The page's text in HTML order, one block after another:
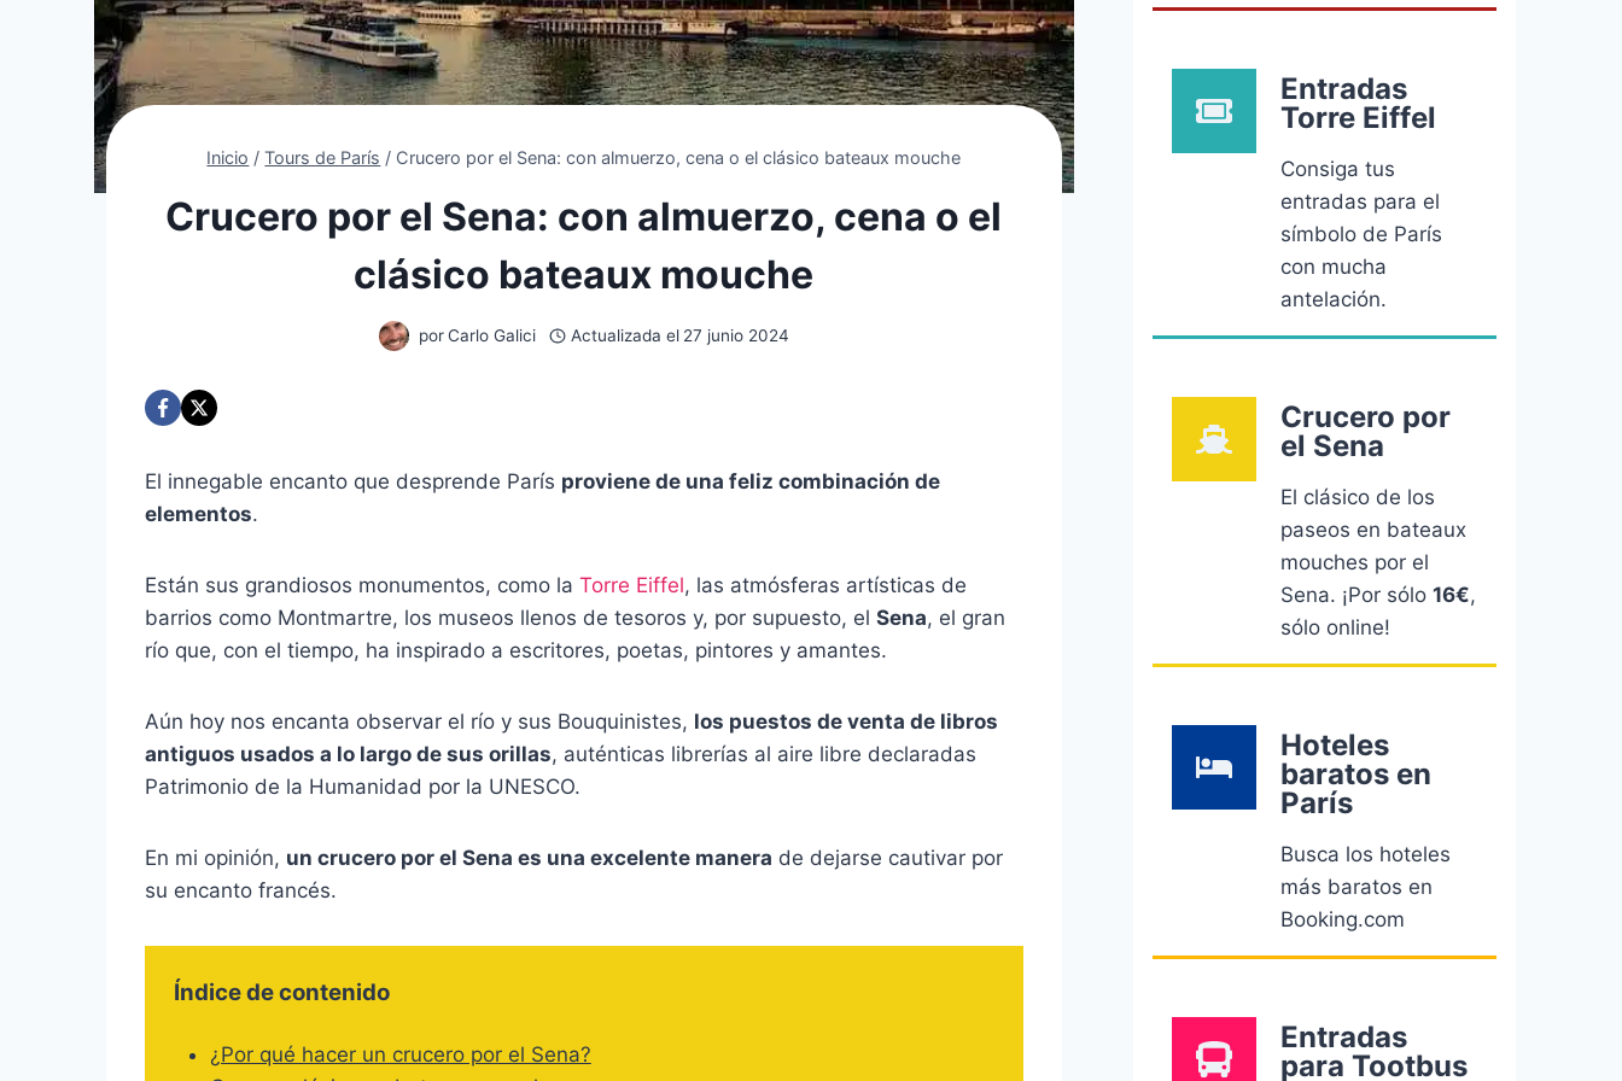
Inicio / Tours de París / Crucero por el Sena: con almuerzo, cena o el clásico bateaux mouche
Crucero por el Sena: con almuerzo, cena o el
clásico bateaux mouche
porCarlo Galici Actualizada el 27 junio 2024
El innegable encanto que desprende París proviene de una feliz combinación de
elementos.
Están sus grandiosos monumentos, como la Torre Eiffel, las atmósferas artísticas de
barrios como Montmartre, los museos llenos de tesoros y, por supuesto, el Sena, el gran
río que, con el tiempo, ha inspirado a escritores, poetas, pintores y amantes.
Aún hoy nos encanta observar el río y sus Bouquinistes, los puestos de venta de libros
antiguos usados ​​a lo largo de sus orillas, auténticas librerías al aire libre declaradas
Patrimonio de la Humanidad por la UNESCO.
En mi opinión, un crucero por el Sena es una excelente manera de dejarse cautivar por
su encanto francés.
Índice de contenido
¿Por qué hacer un crucero por el Sena?
Entradas
Torre Eiffel
Consiga tus
entradas para el
símbolo de París
con mucha
antelación.
Crucero por
el Sena
El clásico de los
paseos en bateaux
mouches por el
Sena. ¡Por sólo16€,
sólo online!
Hoteles
baratos en
París
Busca los hoteles
más baratos en
Booking.com
Entradas
para Tootbus